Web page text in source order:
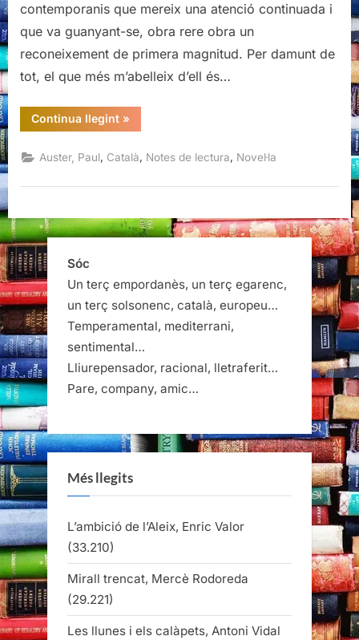
contemporanis que mereix una atenció continuada i
que va guanyant-se, obra rere obra un
reconeixement de primera magnitud. Per damunt de
tot, el que més m’abelleix d’ell és…
Continua llegint“Viatges
per
Paul
Auster”
»
Auster, Paul Català Notes de lectura Novel·la
Sóc
Un terç empordanès, un terç egarenc,
un terç solsonenc, català, europeu…
Temperamental, mediterrani,
sentimental…
Lliurepensador, racional, lletraferit…
Pare, company, amic…
Més llegits
L’ambició de l’Aleix, Enric Valor
(33.210)
Mirall trencat, Mercè Rodoreda
(29.221)
Les llunes i els calàpets, Antoni Vidal